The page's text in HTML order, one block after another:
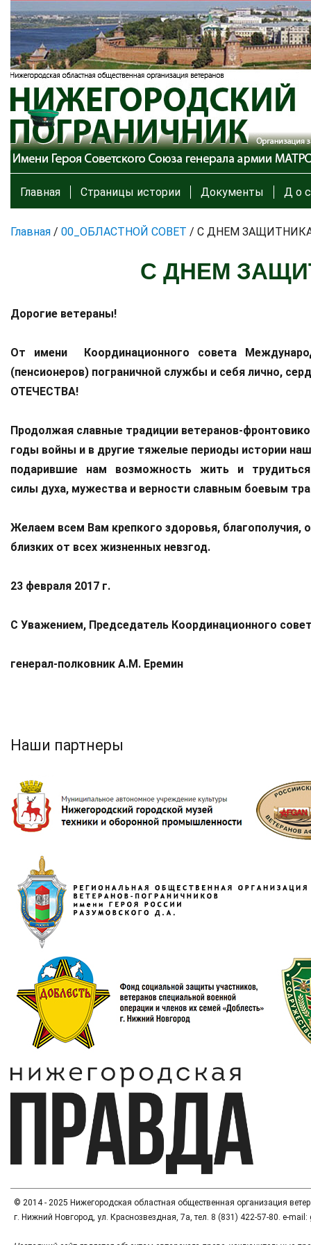
Главная Страницы истории Документы Д о с
Главная / 00_ОБЛАСТНОЙ СОВЕТ / С ДНЕМ
С ДНЕМ
Дорогие ветераны!
От имени Координационного совета
(пенсионеров) пограничной службы и себя лично,
ОТЕЧЕСТВА!
Продолжая славные традиции ветеранов-
годы войны и в другие тяжелые периоды истории
подарившие нам возможность жить и
силы духа, мужества и верности славным боевым
Желаем всем Вам крепкого здоровья,
близких от всех жизненных невзгод.
23 февраля 2017 г.
С Уважением, Председатель Координационного
генерал-полковник А.М. Еремин
Наши партнеры
© 2014 - 2025 Нижегородская областная общественная организация
г. Нижний Новгород, ул. Краснозвездная, 7а, тел. 8 (831) 422-57-80. e-